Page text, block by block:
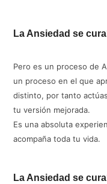
La Ansiedad se
Pero es un proceso de
un proceso en el que
distinto, por tanto
tu versión mejorada.
Es una absoluta
acompaña toda tu vida.
La Ansiedad se